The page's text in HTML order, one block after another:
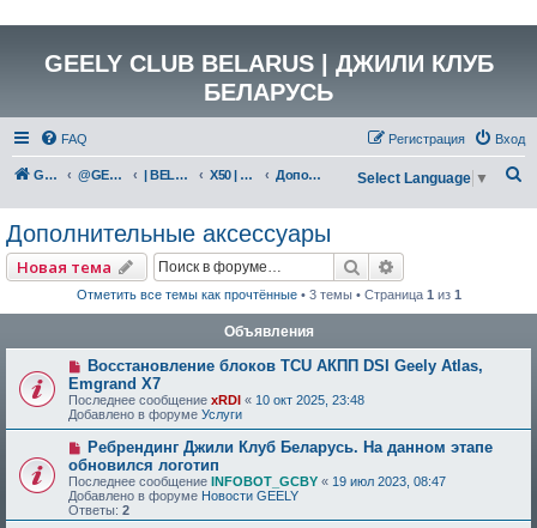
GEELY CLUB BELARUS | ДЖИЛИ КЛУБ
БЕЛАРУСЬ
FAQ Вход
Регистрация
GEELY Club Belarus @GEELYCLUBBY | BELGEE КАТАЛОГ X50 | GEELY COOLRAY (SX11) Дополнительные аксессуары Select Language ▼
Дополнительные аксессуары
Новая тема Поиск
Отметить все темы как прочтённые• 3 темы • Страница 1 из 1
Объявления
Восстановление блоков TCU АКПП DSI Geely Atlas,
Emgrand X7
Последнее сообщение xRDI « 10 окт 2025, 23:48
Добавлено в форуме Услуги
Ребрендинг Джили Клуб Беларусь. На данном этапе
обновился логотип
Последнее сообщение INFOBOT_GCBY « 19 июл 2023, 08:47
Добавлено в форуме Новости GEELY
Ответы: 2